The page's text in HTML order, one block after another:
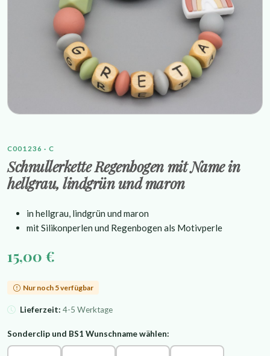
C001236 · C
Schnullerkette Regenbogen mit Name in
hellgrau, lindgrün und maron
in hellgrau, lindgrün und maron
mit Silikonperlen und Regenbogen als Motivperle
15,00 €
Nur noch 5 verfügbar
Lieferzeit: 4-5 Werktage
Sonderclip und BS1 Wunschname wählen: